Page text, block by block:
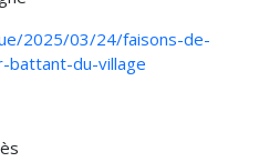
2025/03/24/faisons-de-
battant-du-village